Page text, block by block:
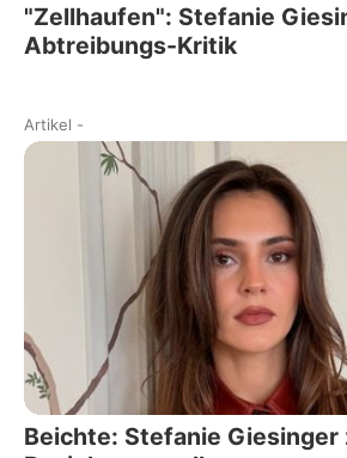
"Zellhaufen": Stefanie
Abtreibungs-Kritik
Artikel -
Beichte: Stefanie Giesinger